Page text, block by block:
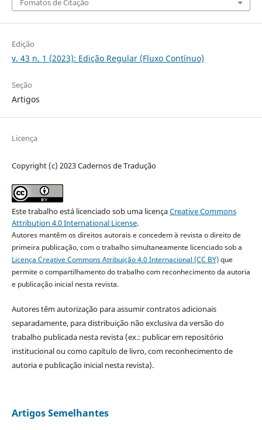
Fomatos de Citação
Edição
v. 43 n. 1 (2023): Edição Regular (Fluxo Contínuo)
Seção
Artigos
Licença
Copyright (c) 2023 Cadernos de Tradução
Este trabalho está licenciado sob uma licençaCreative Commons
Attribution 4.0 International License.
Autores mantêm os direitos autorais e concedem à revista o direito de
primeira publicação, com o trabalho simultaneamente licenciado sob a
Licença Creative Commons Atribuição 4.0 Internacional (CC BY)que
permite o compartilhamento do trabalho com reconhecimento da autoria
e publicação inicial nesta revista.
Autores têm autorização para assumir contratos adicionais
separadamente, para distribuição não exclusiva da versão do
trabalho publicada nesta revista (ex.: publicar em repositório
institucional ou como capítulo de livro, com reconhecimento de
autoria e publicação inicial nesta revista).
Artigos Semelhantes